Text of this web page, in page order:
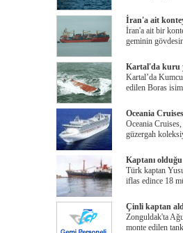
İran'a ait
İran'a ait bir
geminin
Kartal'da kuru
Kartal’da
edilen Boras
Oceania
Oceania
güzergah
Kaptanı olduğu
Türk kaptan
iflas edince 18
Çinli kaptan
Zonguldak'ta
monte edilen